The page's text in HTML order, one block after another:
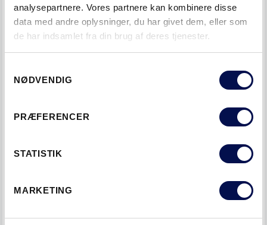
analysepartnere. Vores partnere kan kombinere disse
data med andre oplysninger, du har givet dem, eller som
de har indsamlet fra din brug af deres tjenester.
NØDVENDIG
PRÆFERENCER
STATISTIK
MARKETING
358 x 2080
Kan laves på specialmål: